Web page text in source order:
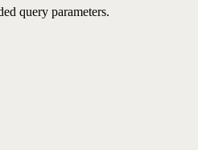
query parameters.